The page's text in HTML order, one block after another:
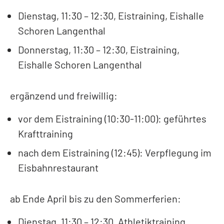
Dienstag, 11:30 – 12:30, Eistraining, Eishalle
Schoren Langenthal
Donnerstag, 11:30 – 12:30, Eistraining,
Eishalle Schoren Langenthal
ergänzend und freiwillig:
vor dem Eistraining (10:30-11:00): geführtes
Krafttraining
nach dem Eistraining (12:45): Verpflegung im
Eisbahnrestaurant
ab Ende April bis zu den Sommerferien:
Dienstag, 11:30 – 12:30, Athletiktraining,